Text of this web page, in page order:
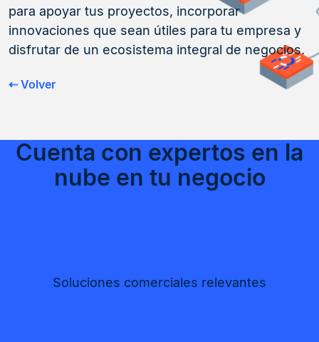
para apoyar tus proyectos, incorporar
innovaciones que sean útiles para tu empresa y
disfrutar de un ecosistema integral de negocios.
⇠ Volver
Cuenta con expertos en la
nube en tu negocio
Soluciones comerciales relevantes